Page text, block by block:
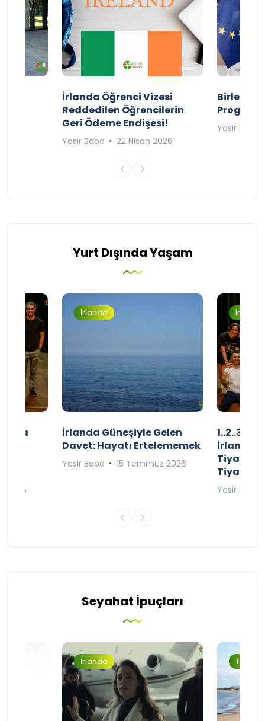
İrlanda Öğrenci Vizesi
Reddedilen Öğrencilerin
Geri Ödeme Endişesi!
Yasir Baba 22 Nisan 2026
Birleşik
Yasir Baba
Yurt Dışında Yaşam
2026
İrlanda
İrlanda Güneşiyle Gelen
Davet: Hayatı Ertelememek
Yasir Baba 15 Temmuz 2026
İrlanda
1..2..3..
Tiyatro
Yasir Baba
Seyahat İpuçları
İrlanda Turizm